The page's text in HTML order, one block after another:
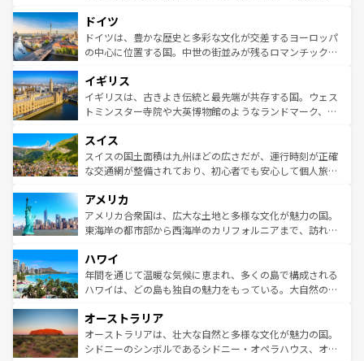
せる。地方によって風土や気候が異なるスペインはその個
性で訪れる人を魅了する。 なお、新着のスペイン情報は コ
ンテンツ一覧を参照してほしい。
で、幅広い魅力が詰まっている。華麗な宮殿、歴史的な大
聖堂、美しいビーチ、そして豊かな自然が、訪れる者を心
から魅了する。また、フランスは美食の国としても知ら
いる。シャンパンの発祥地であるランス、プロヴァンスの
香り高いラベンダー畑など、多彩な楽しみ方が可能だ。さ
らに、パリ以外の地域にも魅力が溢れており、どの街角に
れる地方に足を運ぶとそれぞれで全く異なる文化を体験で
きるだろう。 なお、新着のフランス情報はコンテンツ一覧
を参照してほしい。
ドイツ
ドイツは、豊かな歴史と多彩な文化が交差するヨーロッパ
の中心に位置する国。中世の街並みが残るロマンチック街
顔を持つこの国は、どこを歩いても飽きることがない。ベ
ルリンの文化的活気、バイエルン州のアルプスの絶景、そ
してライン川沿いのワイン畑といった風景は必見。ビール
は、お酒好きな人にはぜひ体験してほしい。 なお、新着の
ドイツ情報はコンテンツ一覧を参照してほしい。
イギリス
イギリスは、古きよき伝統と最先端が共存する国。ウェス
トミンスター寺院や大英博物館のようなランドマーク、歴
リアごとに異なる魅力がある。また、優雅なアフタヌーン
ティー、ビール好きにはたまらない英国パブ、サッカー観
戦など、本場だからこそできる体験も豊富。イギリスを旅
ンツ一覧を参照してほしい。
スイス
スイスの国土面積は九州ほどの広さだが、運行時刻が正確
な交通網が整備されており、初心者でも安心して個人旅行
の建物がそのまま残る町や、スイスならではのユニークな
博物館もあり、アルプス観光だけでなく町歩きも満喫する
ことができる。国民の所得が高いため物価も高いが、旅行
ば市内交通費無料で観光を楽しむこともできる。 なお、新
着のスイス情報はコンテンツ一覧 を参照してほしい。
アメリカ
アメリカ合衆国は、広大な土地と多様な文化が魅力の国。
東海岸の都市部から西海岸のカリフォルニアまで、訪れる
のような巨大都市は、観光、ショッピング、エンターテイ
ンメントが詰まった刺激的なスポットだ。一方、アメリカ
西部には大自然が広がり、グランドキャニオンやイエロー
部のニューオーリンズでは、音楽と美食が融合した独特の
文化が魅力。旅行者はアメリカの各地域で異なる魅力を楽
しみながら、その多様性と豊かな歴史を感じることができ
ハワイ
年間を通じて温暖な気候に恵まれ、多くの島で構成される
ハワイは、どの島も独自の魅力をもっている。大自然の神
ワイ島は見逃せない。また、定番の観光地といえばオアフ
島だが、静かな自然を求めるならマウイ島やカウアイ島が
おすすめ。エメラルドグリーンに輝く海をはじめ、豊かな
オーストラリア
オーストラリアは、壮大な自然と多様な文化が魅力の国。
シドニーのシンボルであるシドニー・オペラハウス、オー